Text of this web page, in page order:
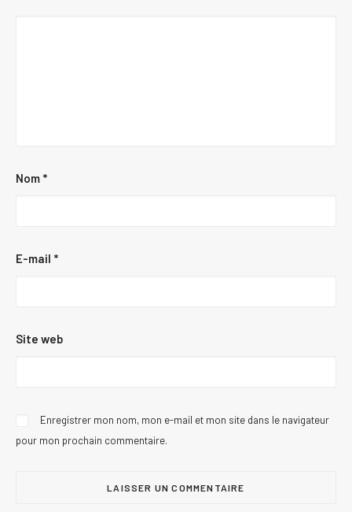
Nom *
E-mail *
Site web
Enregistrer mon nom, mon e-mail et mon site dans le navigateur
pour mon prochain commentaire.